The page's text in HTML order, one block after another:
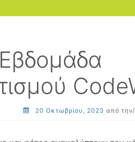
20 Οκτωβρίου, 2023 από